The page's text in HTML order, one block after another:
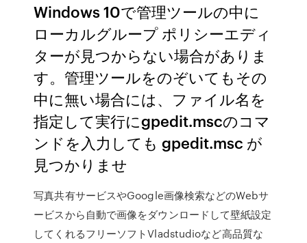
Windows 10で管理ツールの中に
ローカルグループ ポリシーエディ
ターが見つからない場合がありま
す。管理ツールをのぞいてもその
中に無い場合には、ファイル名を
指定して実行にgpedit.mscのコマ
ンドを入力しても gpedit.msc が
見つかりませ
写真共有サービスやGoogle画像検索などのWebサ
ービスから自動で画像をダウンロードして壁紙設定
してくれるフリーソフトVladstudioなど高品質な